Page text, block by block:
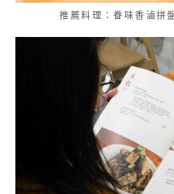
推薦料理：眷味香滷拼